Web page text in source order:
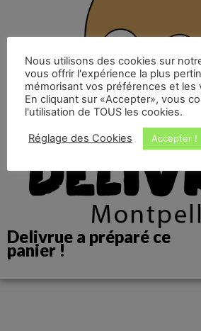
Delivrue a préparé ce
panier !
Nous utilisons des cookies sur
vous offrir l'expérience la plus
mémorisant vos préférences et les
En cliquant sur «Accepter», vous
l'utilisation de TOUS les cookies.
Réglage des Cookies Accepter !